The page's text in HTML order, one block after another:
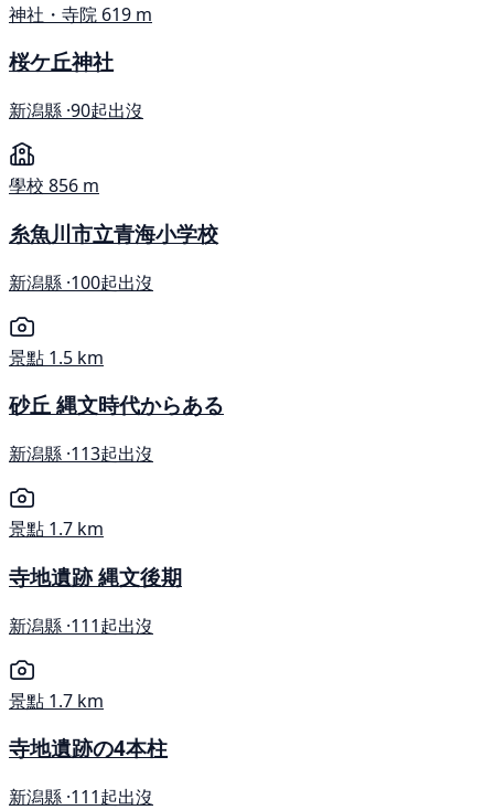
神社・寺院 619 m
桜ケ丘神社
新潟縣 ·90起出沒
學校 856 m
糸魚川市立青海小学校
新潟縣 ·100起出沒
景點 1.5 km
砂丘 縄文時代からある
新潟縣 ·113起出沒
景點 1.7 km
寺地遺跡 縄文後期
新潟縣 ·111起出沒
景點 1.7 km
寺地遺跡の4本柱
新潟縣 ·111起出沒